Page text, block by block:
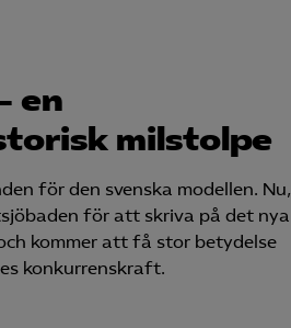
en
milstolpe
för den svenska modellen. Nu,
för att skriva på det nya
kommer att få stor betydelse
konkurrenskraft.